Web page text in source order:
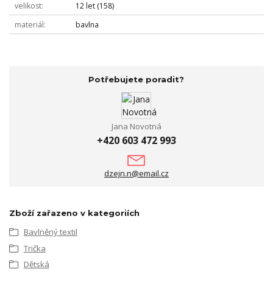
velikost
12 let (158)
materiál
bavlna
Potřebujete poradit?
Jana Novotná
+420 603 472 993
dzejn.n@email.cz
Zboží zařazeno v kategoriích
Bavlněný textil
Trička
Dětská